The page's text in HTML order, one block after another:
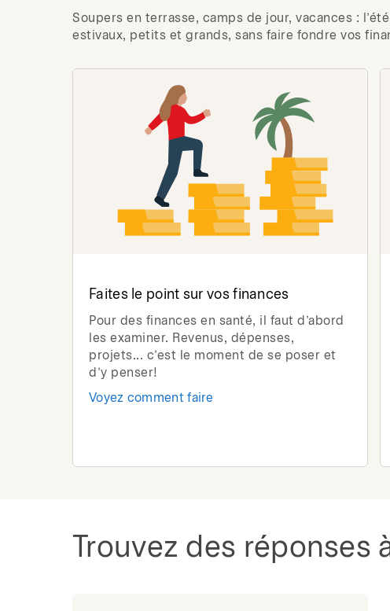
Soupers en terrasse, camps de jour, vacances :
estivaux, petits et grands, sans faire fondre vos
Faites le point sur vos finances
Pour des finances en santé, il faut d’abord
les examiner. Revenus, dépenses,
projets... c’est le moment de se poser et
d’y penser!
Voyez comment faire
Trouvez des réponses